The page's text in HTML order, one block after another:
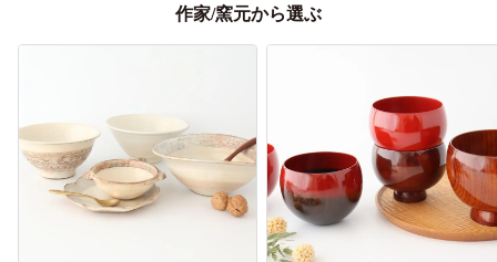
作家/窯元から選ぶ